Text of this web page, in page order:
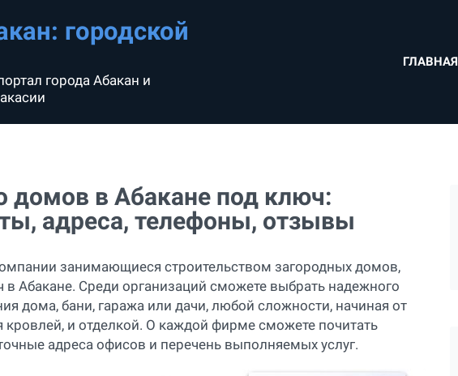
городской
города Абакан и
ГЛАВНАЯ
домов в Абакане под ключ:
адреса, телефоны, отзывы
занимающиеся строительством загородных домов,
в Абакане. Среди организаций сможете выбрать надежного
дома, бани, гаража или дачи, любой сложности, начиная от
кровлей, и отделкой. О каждой фирме сможете почитать
адреса офисов и перечень выполняемых услуг.